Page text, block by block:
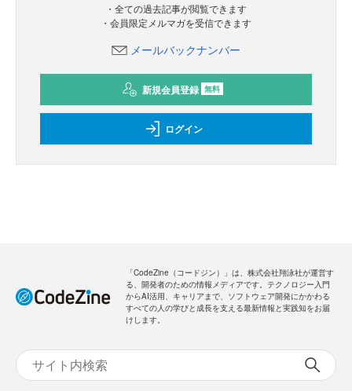
・全ての過去記事が閲覧できます
・会員限定メルマガを受信できます
メールバックナンバー
新規会員登録 無料
ログイン
「CodeZine（コードジン）」は、株式会社翔泳社が運営す
る、開発者のための情報メディアです。テクノロジー入門
からAI活用、キャリアまで、ソフトウェア開発にかかわる
すべての人の学びと成長を支える最新情報と実践知をお届
けします。